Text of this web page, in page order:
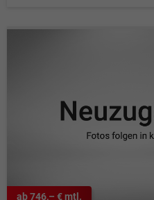
ab 746,– € mtl.